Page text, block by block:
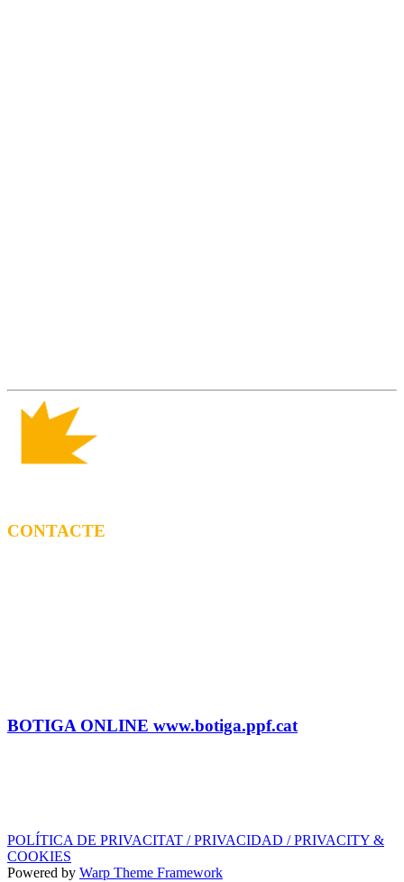
CONTACTE
BOTIGA ONLINE www.botiga.ppf.cat
POLÍTICA DE PRIVACITAT / PRIVACIDAD / PRIVACITY &
COOKIES
Powered by Warp Theme Framework